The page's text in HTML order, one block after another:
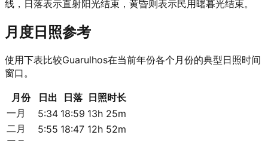
线，日落表示直射阳光结束，黄昏则表示民用曙暮光结束。
月度日照参考
使用下表比较Guarulhos在当前年份各个月份的典型日照时间
窗口。
月份 日出 日落 日照时长
一月
5:34 18:59 13h 25m
二月
5:55 18:47 12h 52m